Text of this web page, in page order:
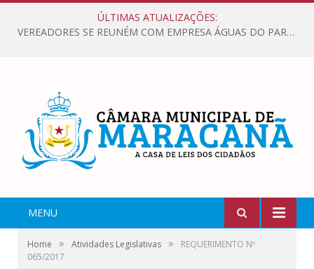
ÚLTIMAS ATUALIZAÇÕES:
VEREADORES SE REUNÉM COM EMPRESA ÁGUAS DO PARÁ, PARA APRESENTAR REIVINDICAÇÕES E MELHORIAS NA QUALIDADE DOS SERVIÇOS OFERECIDOS Á POPULAÇÃO.
MENU
Home » Atividades Legislativas »
REQUERIMENTO Nº
065/2017